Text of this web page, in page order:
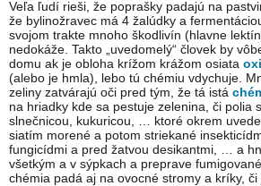
Veľa ľudí rieši, že poprašky padajú na
že bylinožravec má 4 žalúdky a
svojom trakte mnoho škodlivín (hlavne
nedokáže. Takto „uvedomelý“ človek by
domu ak je obloha krížom krážom osiata
(alebo je hmla), lebo tú chémiu vdychuje.
zeliny zatvárajú oči pred tým, že tá istá
na hriadky kde sa pestuje zelenina, či polia
slnečnicou, kukuricou, … ktoré okrem
siatím morené a potom striekané
fungicídmi a pred žatvou desikantmi, … a
všetkým a v sýpkach a preprave
chémia padá aj na ovocné stromy a kríky,